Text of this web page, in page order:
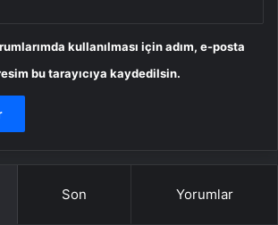
kullanılması için adım, e-posta
bu tarayıcıya kaydedilsin.
Son Yorumlar